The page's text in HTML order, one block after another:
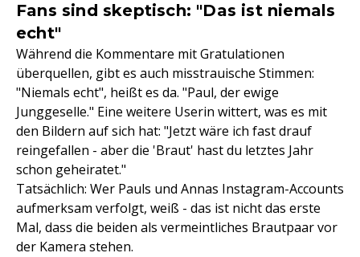
Fans sind skeptisch: "Das ist niemals
echt"
Während die Kommentare mit Gratulationen
überquellen, gibt es auch misstrauische Stimmen:
"Niemals echt", heißt es da. "Paul, der ewige
Junggeselle." Eine weitere Userin wittert, was es mit
den Bildern auf sich hat: "Jetzt wäre ich fast drauf
reingefallen - aber die 'Braut' hast du letztes Jahr
schon geheiratet."
Tatsächlich: Wer Pauls und Annas Instagram-Accounts
aufmerksam verfolgt, weiß - das ist nicht das erste
Mal, dass die beiden als vermeintliches Brautpaar vor
der Kamera stehen.